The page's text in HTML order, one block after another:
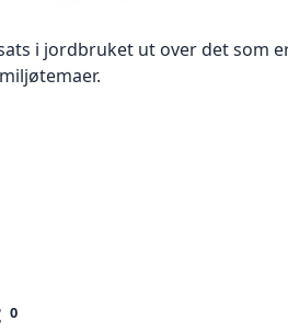
i jordbruket ut over det som
0